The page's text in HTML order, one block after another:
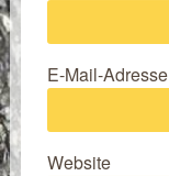
E-Mail-Adresse
Website